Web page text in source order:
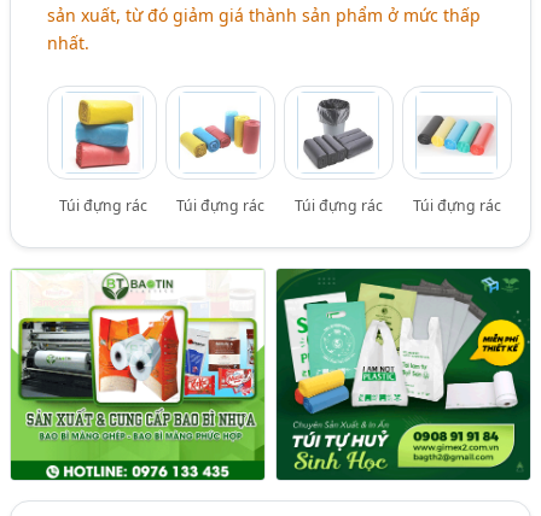
sản xuất, từ đó giảm giá thành sản phẩm ở mức thấp
nhất.
Túi đựng rác Túi đựng rác Túi đựng rác Túi đựng rác